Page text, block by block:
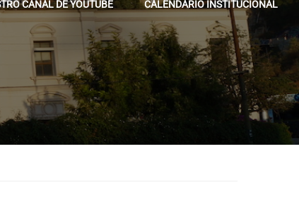
CANAL DE YOUTUBE CALENDARIO INSTITUCIONAL